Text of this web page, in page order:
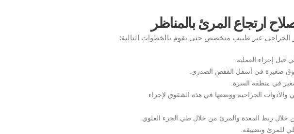
ارتجاع المرئ بالمناظر
الجراحي عبر طبيب متخصص حتى يقوم بالخطوات التالية:
إجراء العملية.
صغيرة في أسفل القفص الصدري.
في منطقة السرة.
والأدوات الجراحية ووضعها في هذه الشقوق لإجراء
خلال ربط المعدة والمرئ من خلال طي الجزء العلوي
للمرئ وتضييقه.